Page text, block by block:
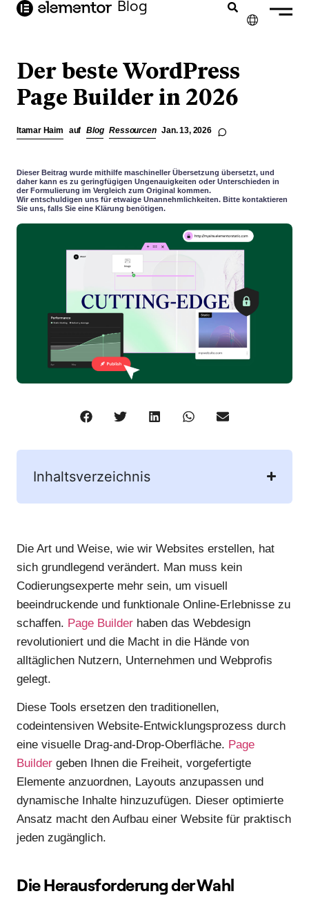
springen
Blog
FRANÇAIS
ESPAÑOL
ITALIANO
Der beste WordPress
Page Builder in 2026
Itamar Haim auf Blog Ressourcen Jan. 13, 2026
Dieser Beitrag wurde mithilfe maschineller Übersetzung übersetzt, und
daher kann es zu geringfügigen Ungenauigkeiten oder Unterschieden in
der Formulierung im Vergleich zum Original kommen.
Wir entschuldigen uns für etwaige Unannehmlichkeiten. Bitte kontaktieren
Sie uns, falls Sie eine Klärung benötigen.
Inhaltsverzeichnis
Die Art und Weise, wie wir Websites erstellen, hat
sich grundlegend verändert. Man muss kein
Codierungsexperte mehr sein, um visuell
beeindruckende und funktionale Online-Erlebnisse zu
schaffen. Page Builder haben das Webdesign
revolutioniert und die Macht in die Hände von
alltäglichen Nutzern, Unternehmen und Webprofis
gelegt.
Diese Tools ersetzen den traditionellen,
codeintensiven Website-Entwicklungsprozess durch
eine visuelle Drag-and-Drop-Oberfläche. Page
Builder geben Ihnen die Freiheit, vorgefertigte
Elemente anzuordnen, Layouts anzupassen und
dynamische Inhalte hinzuzufügen. Dieser optimierte
Ansatz macht den Aufbau einer Website für praktisch
jeden zugänglich.
Die Herausforderung der Wahl